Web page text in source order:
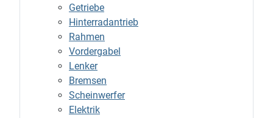
Getriebe
Hinterradantrieb
Rahmen
Vordergabel
Lenker
Bremsen
Scheinwerfer
Elektrik